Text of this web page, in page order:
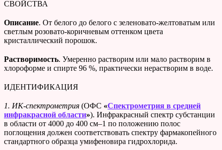
СВОЙСТВА
Описание. От белого до белого с зеленовато-желтоватым или
светлым розовато-коричневым оттенком цвета
кристаллический порошок.
Растворимость. Умеренно растворим или мало растворим в
хлороформе и спирте 96 %, практически нерастворим в воде.
ИДЕНТИФИКАЦИЯ
1. ИК-спектрометрия (ОФС «Спектрометрия в средней
инфракрасной области»). Инфракрасный спектр субстанции
в области от 4000 до 400 см–1 по положению полос
поглощения должен соответствовать спектру фармакопейного
стандартного образца умифеновира гидрохлорида.